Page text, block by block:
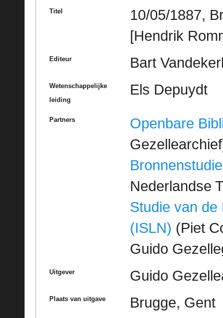
Titel
10/05/1887,
[Hendrik
Editeur Bart
Wetenschappelijke
leiding
Els Depuydt
Partners
Openbare
Bronnenstudie
Nederlandse
Studie van de
(ISLN) (Piet
Guido
Uitgever Guido
Plaats van uitgave Brugge, Gent